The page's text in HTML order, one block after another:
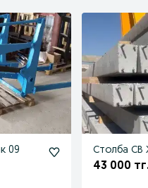
09
Столба СВ
43 000